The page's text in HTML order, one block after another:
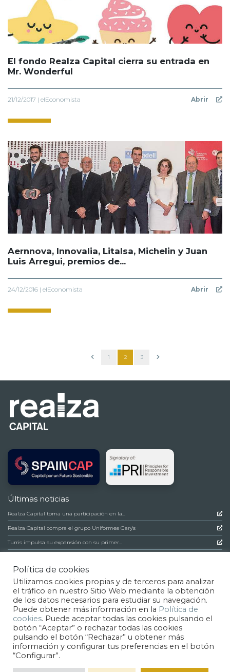
El fondo Realza Capital cierra su entrada en
Mr. Wonderful
21/12/2017 | elEconomista Abrir
Aernnova, Innovalia, Litalsa, Michelin y Juan
Luis Arregui, premios de...
24/12/2016 | elEconomista Abrir
1 2 3
Últimas noticias
Realza Capital toma una participación en la...
Realza Capital compra el grupo Uniformes Gary's
Turris impulsa su expansión con su primer...
Conócenos
Estrategia y Valores
Equipo
Inversiones
Noticias
Contacto
Síguenos
© Realza Capital 2026|Aviso Legal|Política de privacidad |Política de cookies
Política de cookies
Utilizamos cookies propias y de terceros para analizar
el tráfico en nuestro Sitio Web mediante la obtención
de los datos necesarios para estudiar su navegación.
Puede obtener más información en la Política de
cookies. Puede aceptar todas las cookies pulsando el
botón “Aceptar” o rechazar todas las cookies
pulsando el botón “Rechazar” u obtener más
información y configurar tus preferencias en el botón
“Configurar”.